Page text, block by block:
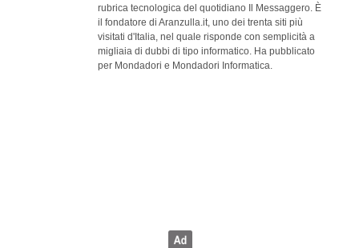
rubrica tecnologica del quotidiano Il Messaggero. È
il fondatore di Aranzulla.it, uno dei trenta siti più
visitati d'Italia, nel quale risponde con semplicità a
migliaia di dubbi di tipo informatico. Ha pubblicato
per Mondadori e Mondadori Informatica.